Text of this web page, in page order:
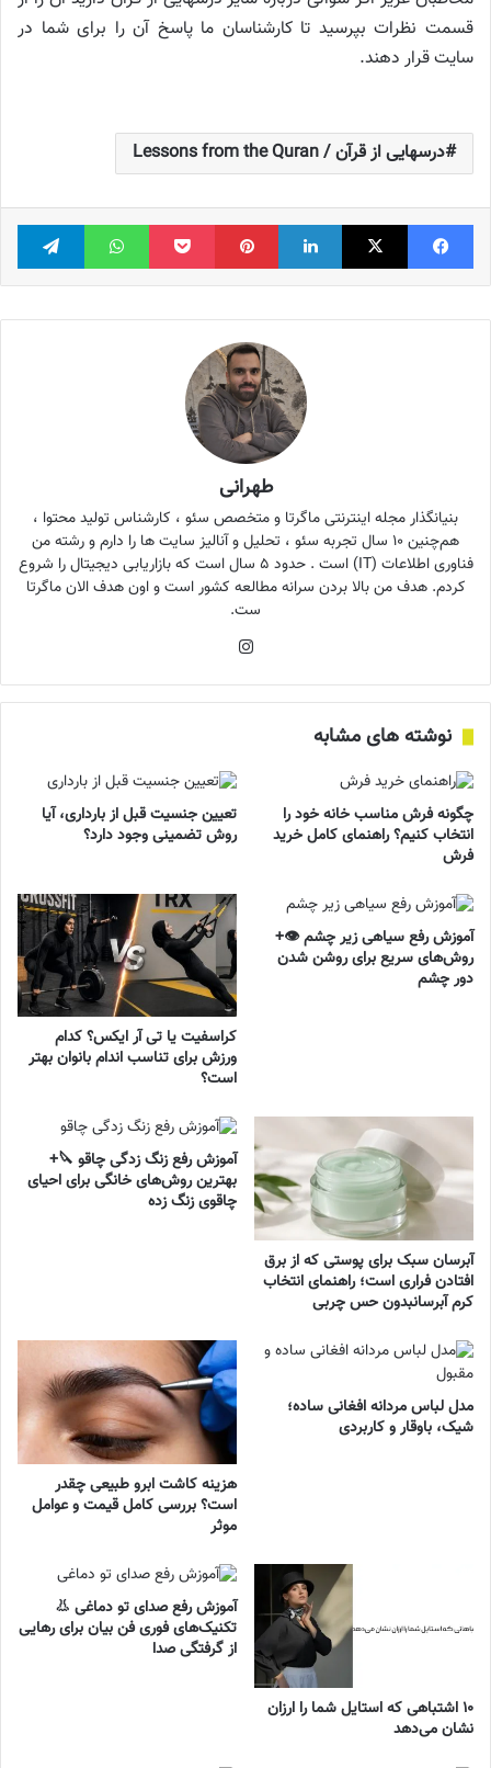
قسمت نظرات بپرسید تا کارشناسان ما پاسخ آن را برای شما در
سایت قرار دهند.
درسهایی از قرآن / Lessons from the Quran
فیس بوک X لینکدین ‫پین‌ترست پاکت واتس آپ
طهرانی
بنیانگذار مجله اینترنتی ماگرتا و متخصص سئو ، کارشناس تولید محتوا ،
هم‌چنین ۱۰ سال تجربه سئو ، تحلیل و آنالیز سایت ها را دارم و رشته من
فناوری اطلاعات (IT) است . حدود ۵ سال است که بازاریابی دیجیتال را شروع
کردم. هدف من بالا بردن سرانه مطالعه کشور است و اون هدف الان ماگرتا
ست.
نوشته های مشابه
چگونه فرش مناسب خانه خود را
انتخاب کنیم؟ راهنمای کامل خرید
فرش
تعیین جنسیت قبل از بارداری، آیا
روش تضمینی وجود دارد؟
آموزش رفع سیاهی زیر چشم 👁️+
روش‌های سریع برای روشن شدن
دور چشم
کراسفیت یا تی آر ایکس؟ کدام
ورزش برای تناسب اندام بانوان بهتر
است؟
آبرسان سبک برای پوستی که از برق
افتادن فراری است؛ راهنمای انتخاب
کرم آبرسانبدون حس چربی
آموزش رفع زنگ زدگی چاقو 🔪+
بهترین روش‌های خانگی برای احیای
چاقوی زنگ زده
مدل لباس مردانه افغانی ساده؛
شیک، باوقار و کاربردی
هزینه کاشت ابرو طبیعی چقدر
است؟ بررسی کامل قیمت و عوامل
موثر
۱۰ اشتباهی که استایل شما را ارزان
نشان می‌دهد
آموزش رفع صدای تو دماغی 👃
تکنیک‌های فوری فن بیان برای رهایی
از گرفتگی صدا